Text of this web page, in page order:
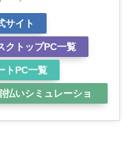
サイト
クトップPC一覧
トPC一覧
払いシミュレーショ